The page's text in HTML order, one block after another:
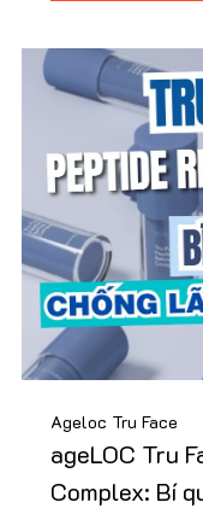
Ageloc Tru Face
ageLOC Tru
Complex: Bí